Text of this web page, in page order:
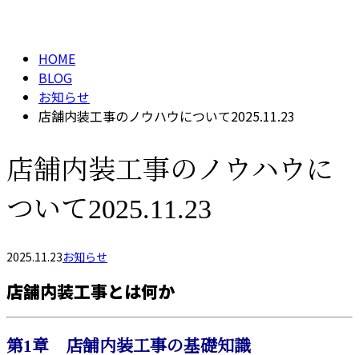
HOME
BLOG
お知らせ
店舗内装工事のノウハウについて2025.11.23
店舗内装工事のノウハウに
ついて2025.11.23
2025.11.23お知らせ
店舗内装工事とは何か
第1章 店舗内装工事の基礎知識